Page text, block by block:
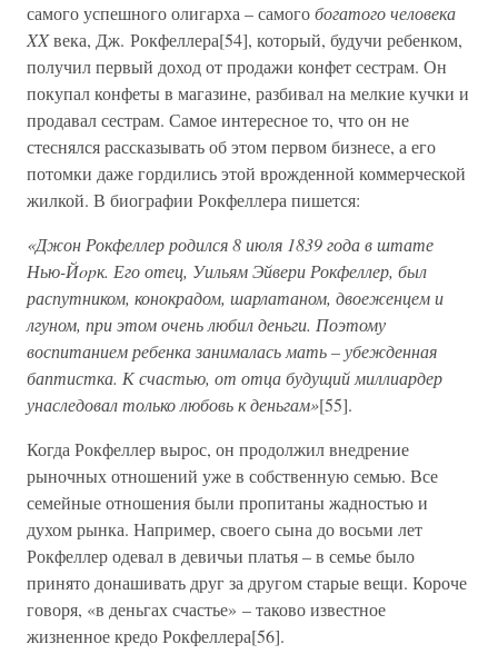
самого успешного олигарха – самогобогатого человека
XXвека, Дж. Рокфеллера[54], который, будучи ребенком,
получил первый доход от продажи конфет сестрам. Он
покупал конфеты в магазине, разбивал на мелкие кучки и
продавал сестрам. Самое интересное то, что он не
стеснялся рассказывать об этом первом бизнесе, а его
потомки даже гордились этой врожденной коммерческой
жилкой. В биографии Рокфеллера пишется:
«Джон Рокфеллер родился 8 июля 1839 года в штате
Нью-Йopк. Его отец, Уильям Эйвери Рокфеллер, был
распутником, конокрадом, шарлатаном, двоеженцем и
лгуном, при этом очень любил деньги. Поэтому
воспитанием ребенка занималась мать – убежденная
баптистка. К счастью, от отца будущий миллиардер
унаследовал только любовь к деньгам»[55].
Когда Рокфеллер вырос, он продолжил внедрение
рыночных отношений уже в собственную семью. Все
семейные отношения были пропитаны жадностью и
духом рынка. Например, своего сына до восьми лет
Рокфеллер одевал в девичьи платья – в семье было
принято донашивать друг за другом старые вещи. Короче
говоря, «в деньгах счастье» – таково известное
жизненное кредо Рокфеллера[56].